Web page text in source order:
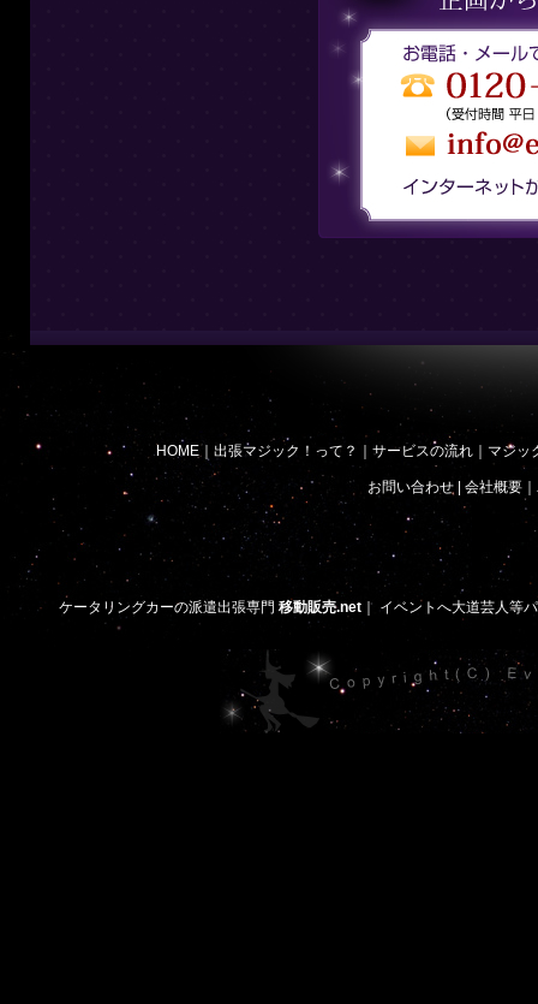
HOME｜ 出張マジック！って？ サービスの流れ マジッ
お問い合わせ| 会社概要｜
ケータリングカーの派遣出張専門 移動販売.net ｜ イベントへ大道芸人等